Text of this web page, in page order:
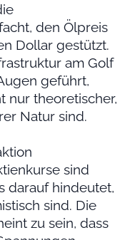
den Ölpreis
Dollar gestützt.
am Golf
geführt,
nur theoretischer,
Natur sind.
sind
darauf hindeutet,
sind. Die
zu sein, dass